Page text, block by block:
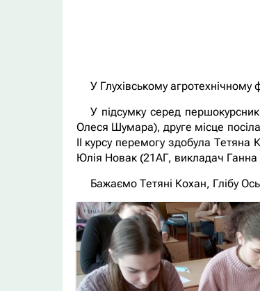
У Глухівському
У підсумку серед
Олеся Шумара), друге місце
ІІ курсу перемогу здобула
Юлія Новак (21АГ, викладач
Бажаємо Тетяні Кохан, Глібу